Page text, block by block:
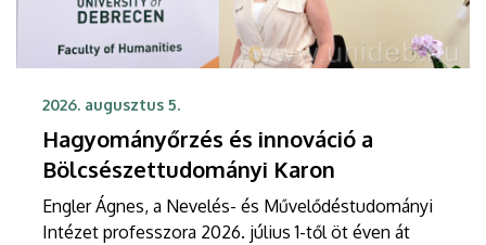
2026. augusztus 5.
Hagyományőrzés és innováció a
Bölcsészettudományi Karon
Engler Ágnes, a Nevelés- és Művelődéstudományi
Intézet professzora 2026. július 1-től öt éven át